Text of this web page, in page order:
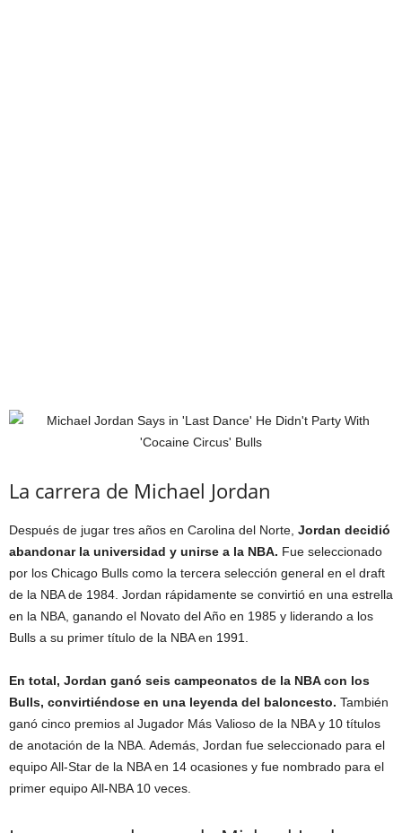
La carrera de Michael Jordan
Después de jugar tres años en Carolina del Norte, Jordan decidió
abandonar la universidad y unirse a la NBA. Fue seleccionado
por los Chicago Bulls como la tercera selección general en el draft
de la NBA de 1984. Jordan rápidamente se convirtió en una estrella
en la NBA, ganando el Novato del Año en 1985 y liderando a los
Bulls a su primer título de la NBA en 1991.
En total, Jordan ganó seis campeonatos de la NBA con los
Bulls, convirtiéndose en una leyenda del baloncesto. También
ganó cinco premios al Jugador Más Valioso de la NBA y 10 títulos
de anotación de la NBA. Además, Jordan fue seleccionado para el
equipo All-Star de la NBA en 14 ocasiones y fue nombrado para el
primer equipo All-NBA 10 veces.